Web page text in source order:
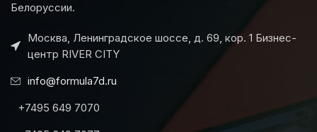
Белоруссии.
Москва, Ленинградское шоссе, д. 69, кор. 1 Бизнес-
центр RIVER CITY
info@formula7d.ru
+7495 649 7070